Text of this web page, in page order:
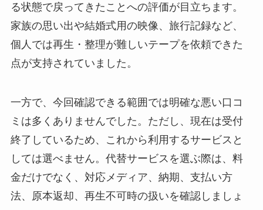
る状態で戻ってきたことへの評価が目立ちます。
家族の思い出や結婚式用の映像、旅行記録など、
個人では再生・整理が難しいテープを依頼できた
点が支持されていました。
一方で、今回確認できる範囲では明確な悪い口コ
ミは多くありませんでした。ただし、現在は受付
終了しているため、これから利用するサービスと
しては選べません。代替サービスを選ぶ際は、料
金だけでなく、対応メディア、納期、支払い方
法、原本返却、再生不可時の扱いを確認しましょ